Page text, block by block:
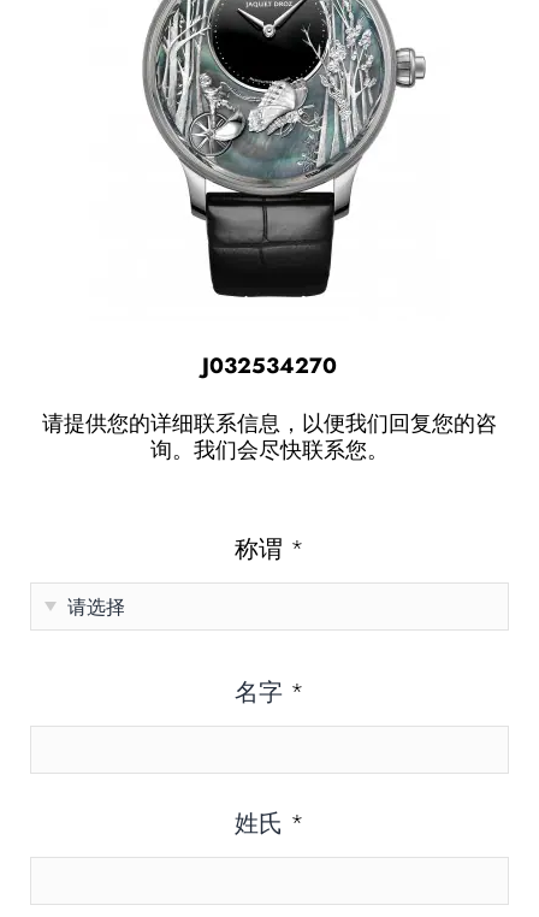
J032534270
请提供您的详细联系信息，以便我们回复您的咨
询。我们会尽快联系您。
称谓 *
名字 *
姓氏 *